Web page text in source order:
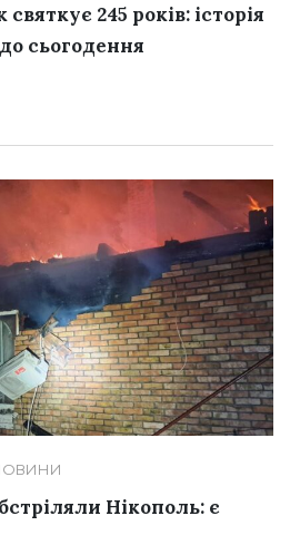
245 років: історія
сьогодення
Нікополь: є